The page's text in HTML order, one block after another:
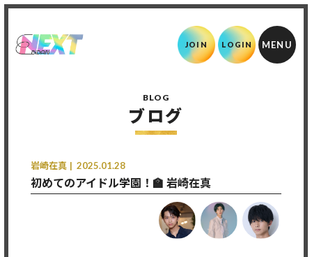
JOIN LOGIN
BLOG
ブログ
岩崎在真 2025.01.28
初めてのアイドル学園！🏫 岩崎在真